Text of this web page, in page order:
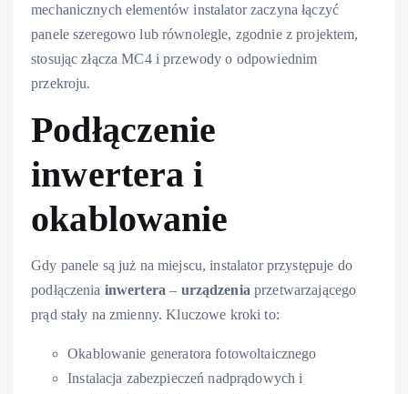
mechanicznych elementów instalator zaczyna łączyć
panele szeregowo lub równolegle, zgodnie z projektem,
stosując złącza MC4 i przewody o odpowiednim
przekroju.
Podłączenie
inwertera i
okablowanie
Gdy panele są już na miejscu, instalator przystępuje do
podłączenia inwertera – urządzenia przetwarzającego
prąd stały na zmienny. Kluczowe kroki to:
Okablowanie generatora fotowoltaicznego
Instalacja zabezpieczeń nadprądowych i